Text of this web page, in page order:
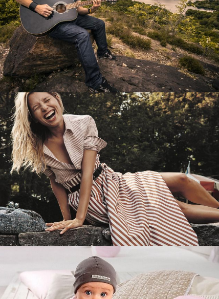
Перевод интернет-магазина
Guitaramania.ru на 1С-Битрикс
Смотреть проект
Имиджевый сайт для сети магазинов
Soho Project
Смотреть проект